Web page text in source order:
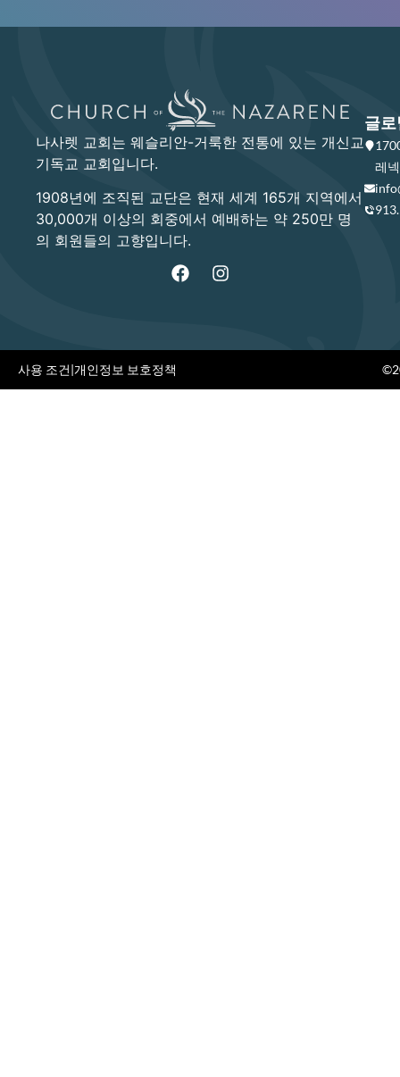
나사렛 교회는 웨슬리안-거룩한 전통에 있는 개신교
기독교 교회입니다.
1908년에 조직된 교단은 현재 세계 165개 지역에서
30,000개 이상의 회중에서 예배하는 약 250만 명
의 회원들의 고향입니다.
글로
레
사용 조건|개인정보 보호정책